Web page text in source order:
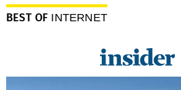
BEST OF INTERNET